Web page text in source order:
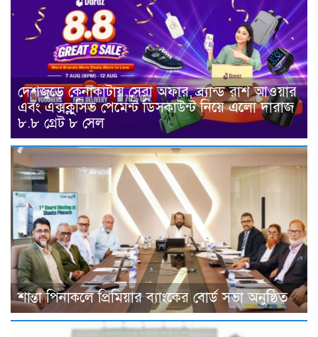
দেশজুড়ে কেনাকাটায় সেরা অফার, ব্র্যান্ড রাশ আওয়ার
এবং এক্সক্লুসিভ পেমেন্ট ডিসকাউন্ট নিয়ে এলো দারাজ
৮.৮ গ্রেট ৮ সেল
শান্তা পিনাকলে প্রিমিয়ার ব্যাংকের বোর্ড সভা অনুষ্ঠিত